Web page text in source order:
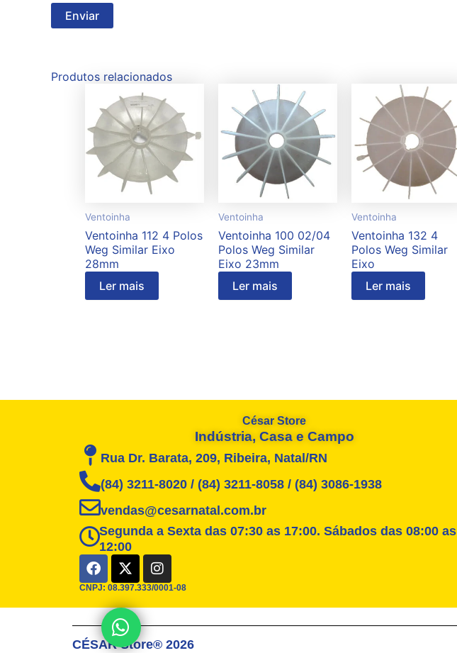
Produtos relacionados
Ventoinha
Ventoinha 112 4 Polos
Weg Similar Eixo
28mm
Ler mais
Ventoinha
Ventoinha 100 02/04
Polos Weg Similar
Eixo 23mm
Ler mais
Ventoinha
Ventoinha 132 4
Polos Weg Similar
Eixo
Ler mais
César Store
Indústria, Casa e Campo
Rua Dr. Barata, 209, Ribeira, Natal/RN
(84) 3211-8020 / (84) 3211-8058 / (84) 3086-1938
vendas@cesarnatal.com.br
Segunda a Sexta das 07:30 as 17:00. Sábados das 08:00 as
12:00
F
a
c
e
b
o
o
X
-
t
w
i
t
t
I
n
s
t
g
r
CNPJ: 08.397.333/0001-08
CÉSAR Store® 2026
Posso ajudar?